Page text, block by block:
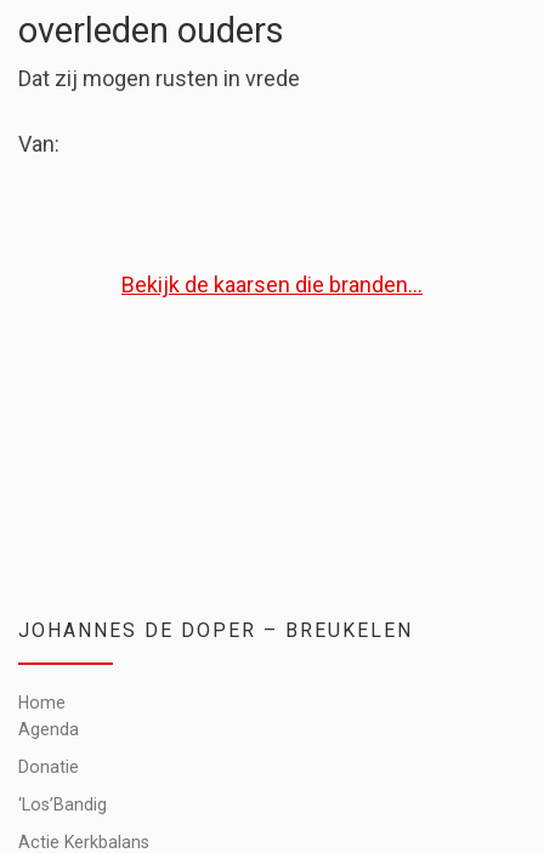
overleden ouders
Dat zij mogen rusten in vrede
Van:
Bekijk de kaarsen die branden...
JOHANNES DE DOPER – BREUKELEN
Home
Agenda
Donatie
‘Los’Bandig
Actie Kerkbalans